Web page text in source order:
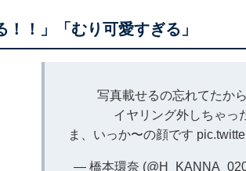
！！」「むり可愛すぎる」
写真載せるの忘れてたか
イヤリング外しちゃっ
ま、いっか〜の顔です
— 橋本環奈